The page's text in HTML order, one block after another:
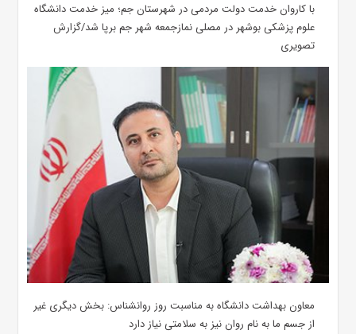
با کاروان خدمت دولت مردمی در شهرستان جم؛ میز خدمت دانشگاه
علوم پزشکی بوشهر در مصلی نمازجمعه شهر جم برپا شد/گزارش
تصویری
معاون بهداشت دانشگاه به مناسبت روز روانشناس: بخش دیگری غیر
از جسم ما به نام روان نیز به سلامتی نیاز دارد